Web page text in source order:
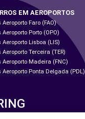
EM AEROPORTOS
Faro (FAO)
Porto (OPO)
Lisboa (LIS)
Terceira (TER)
Madeira (FNC)
Ponta Delgada (PDL)